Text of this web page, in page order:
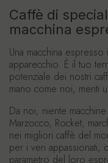
Caffè di
macchina
Una macchina
apparecchio. È il tuo
potenziale dei nostri
mano come noi, meriti
Da noi, niente
Marzocco, Rocket,
nei migliori caffè del
per i veri appassionati,
parametro del loro